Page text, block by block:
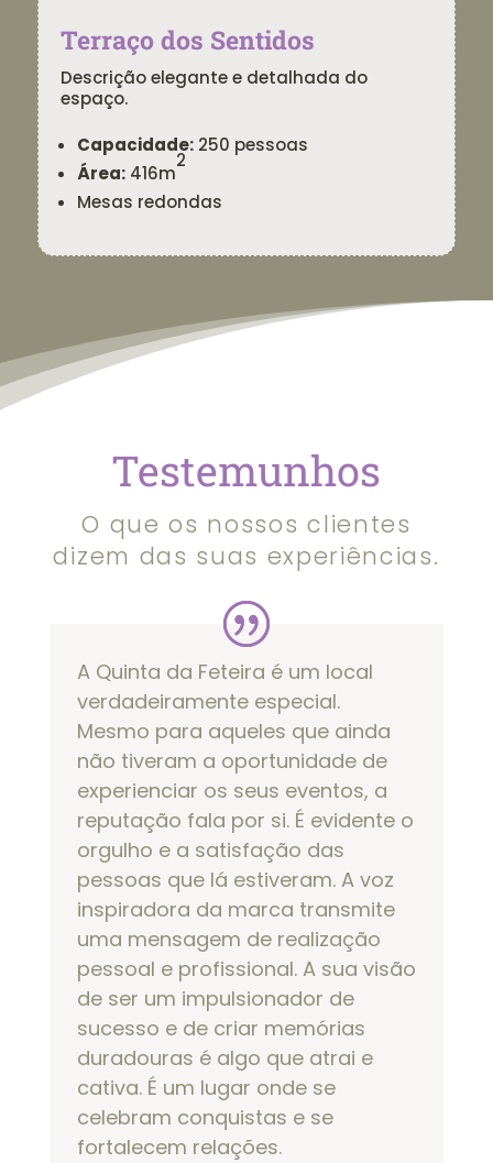
Terraço dos Sentidos
Descrição elegante e detalhada do
espaço.
Capacidade: 250 pessoas
Área: 416m
2
Mesas redondas
Testemunhos
O que os nossos clientes
dizem das suas experiências.
A Quinta da Feteira é um local
verdadeiramente especial.
Mesmo para aqueles que ainda
não tiveram a oportunidade de
experienciar os seus eventos, a
reputação fala por si. É evidente o
orgulho e a satisfação das
pessoas que lá estiveram. A voz
inspiradora da marca transmite
uma mensagem de realização
pessoal e profissional. A sua visão
de ser um impulsionador de
sucesso e de criar memórias
duradouras é algo que atrai e
cativa. É um lugar onde se
celebram conquistas e se
fortalecem relações.